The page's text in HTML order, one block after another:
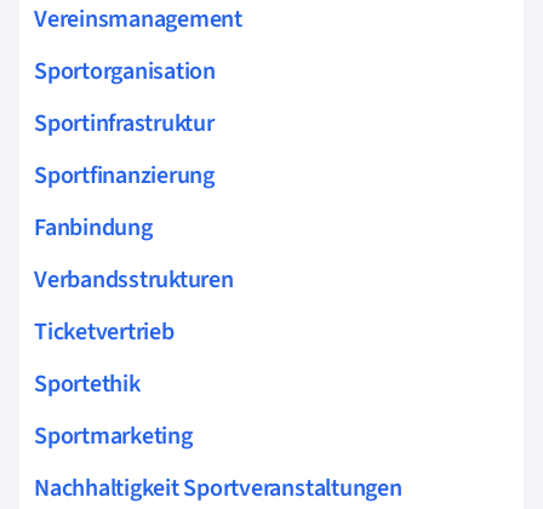
Vereinsmanagement
Sportorganisation
Sportinfrastruktur
Sportfinanzierung
Fanbindung
Verbandsstrukturen
Ticketvertrieb
Sportethik
Sportmarketing
Nachhaltigkeit Sportveranstaltungen